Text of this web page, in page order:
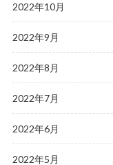
2022年10月
2022年9月
2022年8月
2022年7月
2022年6月
2022年5月